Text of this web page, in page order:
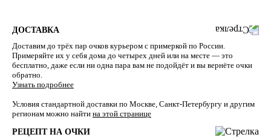
ДОСТАВКА
Доставим до трёх пар очков курьером с примеркой по России.
Примеряйте их у себя дома до четырех дней или на месте — это
бесплатно, даже если ни одна пара вам не подойдёт и вы вернёте очки
обратно.
Узнать подробнее
Условия стандартной доставки по Москве, Санкт-Петербургу и другим
регионам можно найти на этой странице
РЕЦЕПТ НА ОЧКИ